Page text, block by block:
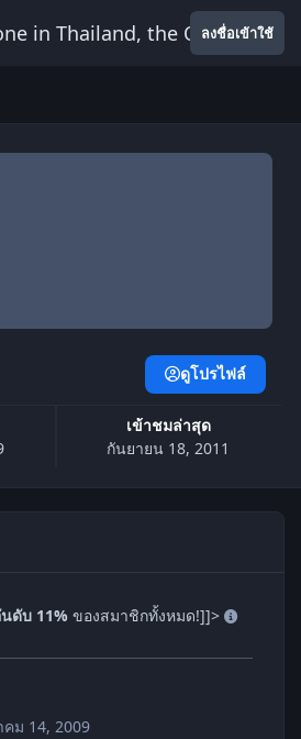
in Thailand, the Onlyลงชื่อเข้าใช้
เข้าชมล่าสุด
กันยายน 18, 2011
ดูโปรไฟล์
ดับ 11% ของสมาชิกทั้งหมด!]]>
ม 14, 2009